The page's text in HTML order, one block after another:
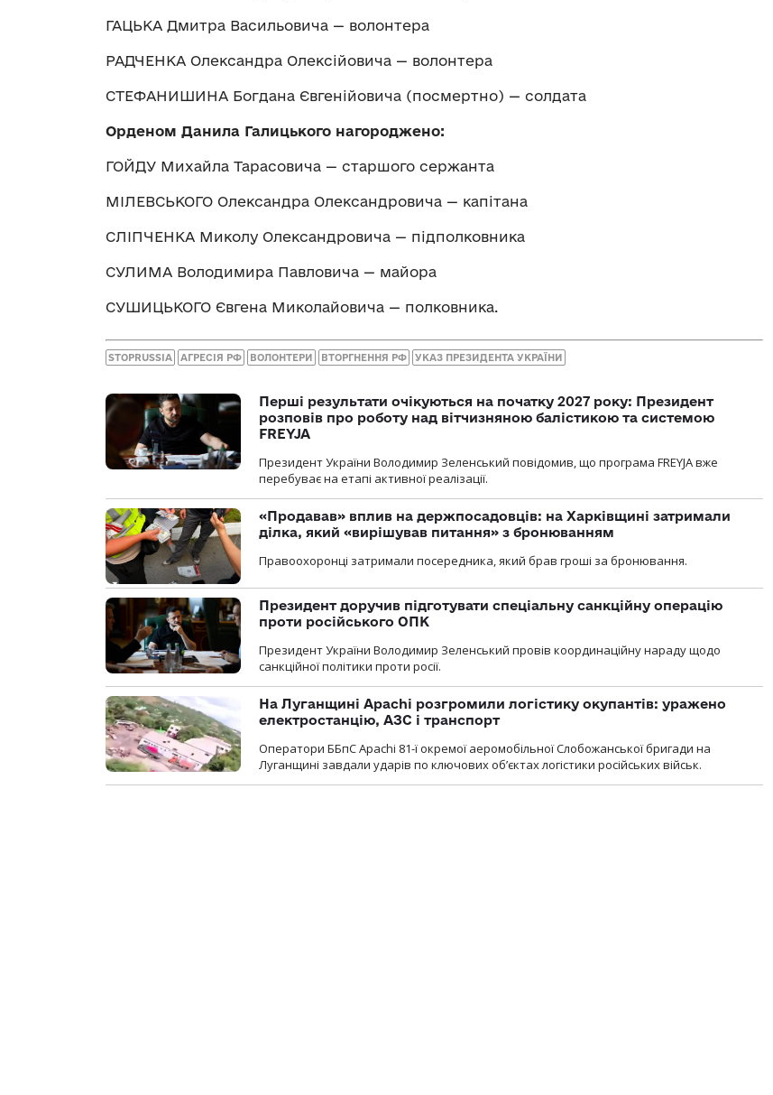
ГАЦЬКА Дмитра Васильовича — волонтера
РАДЧЕНКА Олександра Олексійовича — волонтера
СТЕФАНИШИНА Богдана Євгенійовича (посмертно) — солдата
Орденом Данила Галицького нагороджено:
ГОЙДУ Михайла Тарасовича — старшого сержанта
МІЛЕВСЬКОГО Олександра Олександровича — капітана
СЛІПЧЕНКА Миколу Олександровича — підполковника
СУЛИМА Володимира Павловича — майора
СУШИЦЬКОГО Євгена Миколайовича — полковника.
STOPRUSSIA АГРЕСІЯ РФ ВОЛОНТЕРИ ВТОРГНЕННЯ РФ УКАЗ ПРЕЗИДЕНТА УКРАЇНИ
Перші результати очікуються на початку 2027 року: Президент
розповів про роботу над вітчизняною балістикою та системою
FREYJA
Президент України Володимир Зеленський повідомив, що програма FREYJA вже
перебуває на етапі активної реалізації.
«Продавав» вплив на держпосадовців: на Харківщині затримали
ділка, який «вирішував питання» з бронюванням
Правоохоронці затримали посередника, який брав гроші за бронювання.
Президент доручив підготувати спеціальну санкційну операцію
проти російського ОПК
Президент України Володимир Зеленський провів координаційну нараду щодо
санкційної політики проти росії.
На Луганщині Apachi розгромили логістику окупантів: уражено
електростанцію, АЗС і транспорт
Оператори ББпС Apachi 81-ї окремої аеромобільної Слобожанської бригади на
Луганщині завдали ударів по ключових об’єктах логістики російських військ.